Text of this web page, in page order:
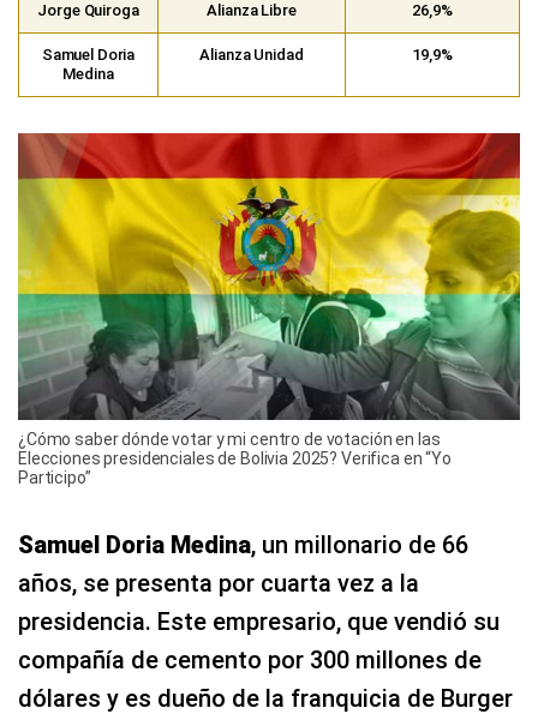
Jorge Quiroga Alianza Libre 26,9%
Samuel Doria
Medina
Alianza Unidad 19,9%
¿Cómo saber dónde votar y mi centro de votación en las
Elecciones presidenciales de Bolivia 2025? Verifica en “Yo
Participo”
Samuel Doria Medina, un millonario de 66
años, se presenta por cuarta vez a la
presidencia. Este empresario, que vendió su
compañía de cemento por 300 millones de
dólares y es dueño de la franquicia de Burger